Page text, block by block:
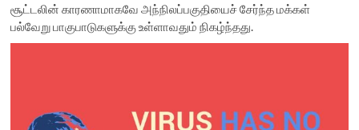
சூட்டலின் காரணாமாகவே அந்நிலப்பகுதியைச் சேர்ந்த மக்கள்
பல்வேறு பாகுபாடுகளுக்கு உள்ளாவதும் நிகழ்ந்தது.